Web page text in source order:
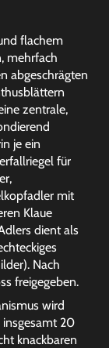
flachem
mehrfach
abgeschrägten
zentrale,
je ein
für
mit
Klaue
dient als
Nach
freigegeben.
wird
insgesamt 20
knackbaren